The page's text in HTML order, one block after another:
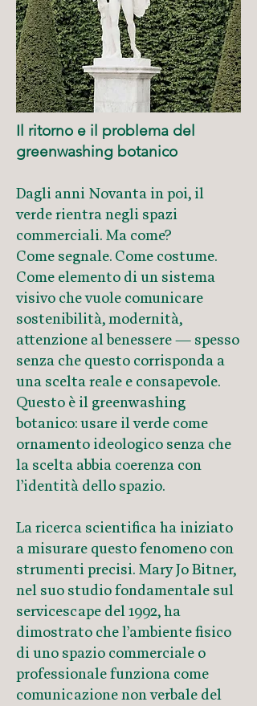
Il ritorno e il problema del
greenwashing botanico
Dagli anni Novanta in poi, il
verde rientra negli spazi
commerciali. Ma come?
Come segnale. Come costume.
Come elemento di un sistema
visivo che vuole comunicare
sostenibilità, modernità,
attenzione al benessere — spesso
senza che questo corrisponda a
una scelta reale e consapevole.
Questo è il greenwashing
botanico: usare il verde come
ornamento ideologico senza che
la scelta abbia coerenza con
l’identità dello spazio.
La ricerca scientifica ha iniziato
a misurare questo fenomeno con
strumenti precisi. Mary Jo Bitner,
nel suo studio fondamentale sul
servicescape del 1992, ha
dimostrato che l’ambiente fisico
di uno spazio commerciale o
professionale funziona come
comunicazione non verbale del